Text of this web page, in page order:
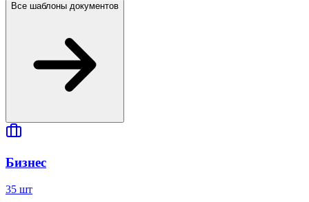
Все шаблоны документов
Бизнес
35 шт